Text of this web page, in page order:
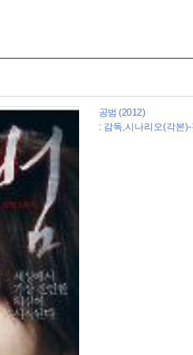
공범 (2012)
: 감독,시나리오(각본